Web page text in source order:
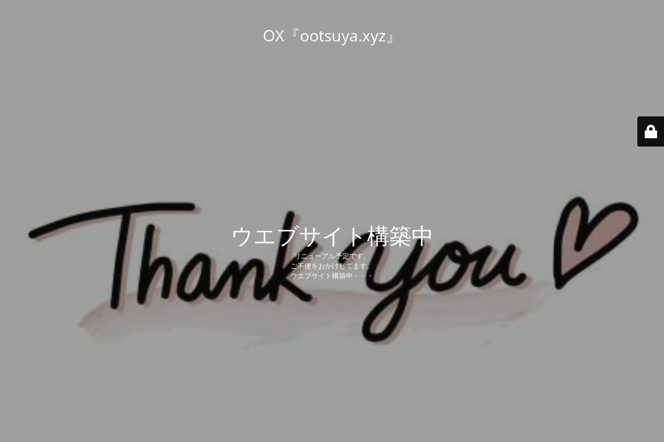
OX『ootsuya.xyz』
ウエブサイト構築中
リニューアル予定です。
ご不便をおかけしてます。
ウエブサイト構築中・・・